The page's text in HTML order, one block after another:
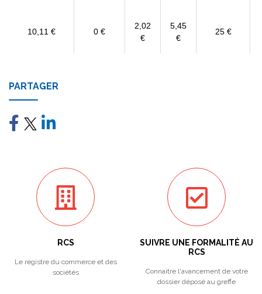
10,11 € 0 €
2,02
€
5,45
€
25 €
PARTAGER
RCS
Le registre du commerce et des
sociétés
SUIVRE UNE FORMALITÉ AU
RCS
Connaitre l'avancement de votre
dossier déposé au greffe